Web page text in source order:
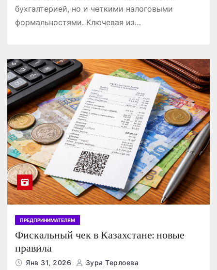
бухгалтерией, но и четкими налоговыми
формальностями. Ключевая из…
ПРЕДПРИНИМАТЕЛЯМ
Фискальный чек в Казахстане: новые
правила
Янв 31, 2026 Зура Терлоева